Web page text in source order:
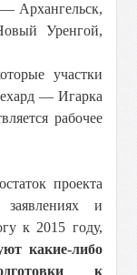
Архангельск,
Уренгой,
участки
— Игарка
рабочее
проекта
и
к 2015 году,
какие-либо
к